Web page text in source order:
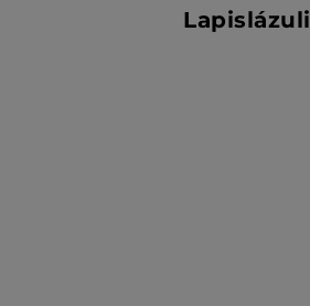
Lapislázuli